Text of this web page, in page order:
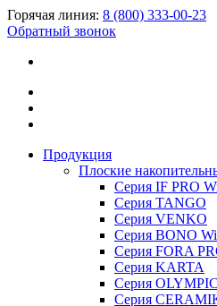
Горячая линия: 8 (800) 333-00-23
Обратный звонок
Продукция
Плоские
Серия IF PRO
Серия TANGO
Серия VENKO
Серия BONO
Серия FORA
Серия KARTA
Серия OLYMPIC
Серия